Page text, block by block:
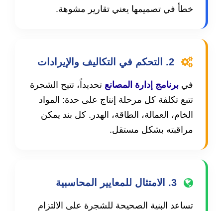
خطأ في تصميمها يعني تقارير مشوهة.
2. التحكم في التكاليف والإيرادات
في برنامج إدارة المصانع تحديداً، تتيح الشجرة
تتبع تكلفة كل مرحلة إنتاج على حدة: المواد
الخام، العمالة، الطاقة، الهدر. كل بند يمكن
مراقبته بشكل مستقل.
3. الامتثال للمعايير المحاسبية
تساعد البنية الصحيحة للشجرة على الالتزام